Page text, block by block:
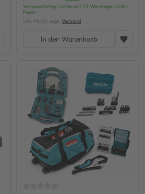
Versandfertig, Lieferzeit 1-3 Werktage, DHL-
Paket
inkl. MwSt. zzgl. Versand
In den Warenkorb